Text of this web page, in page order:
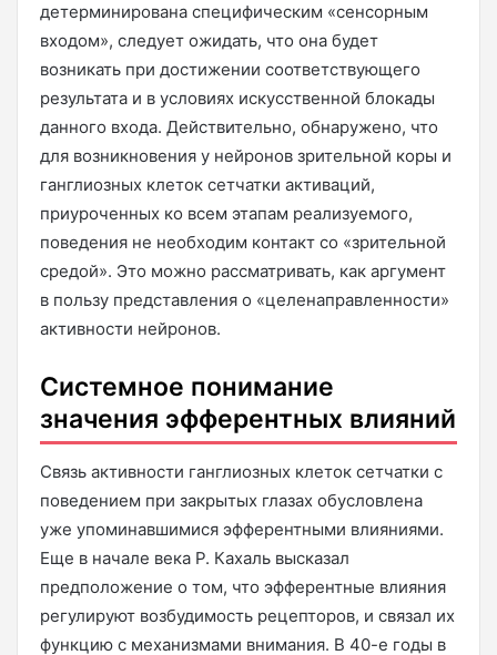
детерминирована специфическим «сенсорным
входом», следует ожидать, что она будет
возникать при достижении соответствующего
результата и в условиях искусственной блокады
данного входа. Действительно, обнаружено, что
для возникновения у нейронов зрительной коры и
ганглиозных клеток сетчатки активаций,
приуроченных ко всем этапам реализуемого,
поведения не необходим контакт со «зрительной
средой». Это можно рассматривать, как аргумент
в пользу представления о «целенаправленности»
активности нейронов.
Системное понимание
значения эфферентных влияний
Связь активности ганглиозных клеток сетчатки с
поведением при закрытых глазах обусловлена
уже упоминавшимися эфферентными влияниями.
Еще в начале века Р. Кахаль высказал
предположение о том, что эфферентные влияния
регулируют возбудимость рецепторов, и связал их
функцию с механизмами внимания. В 40-е годы в